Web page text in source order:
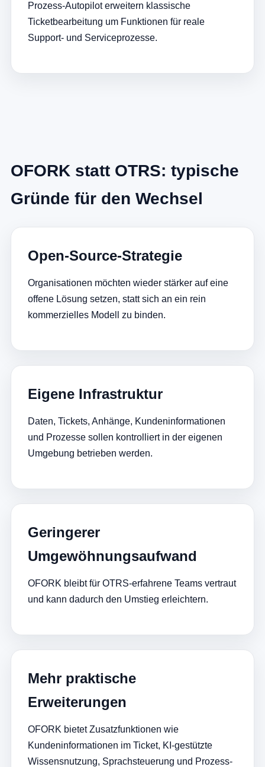
Prozess-Autopilot erweitern klassische
Ticketbearbeitung um Funktionen für reale
Support- und Serviceprozesse.
OFORK statt OTRS: typische
Gründe für den Wechsel
Open-Source-Strategie
Organisationen möchten wieder stärker auf eine
offene Lösung setzen, statt sich an ein rein
kommerzielles Modell zu binden.
Eigene Infrastruktur
Daten, Tickets, Anhänge, Kundeninformationen
und Prozesse sollen kontrolliert in der eigenen
Umgebung betrieben werden.
Geringerer
Umgewöhnungsaufwand
OFORK bleibt für OTRS-erfahrene Teams vertraut
und kann dadurch den Umstieg erleichtern.
Mehr praktische
Erweiterungen
OFORK bietet Zusatzfunktionen wie
Kundeninformationen im Ticket, KI-gestützte
Wissensnutzung, Sprachsteuerung und Prozess-